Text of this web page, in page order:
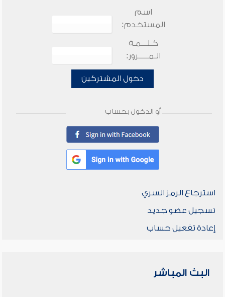
اسم
المستخدم:
كـلـــمـة
الـمـــــرور:
دخول المشتركين
أو الدخول بحساب
استرجاع الرمز السري
تسجيل عضو جديد
إعادة تفعيل حساب
البث المباشر